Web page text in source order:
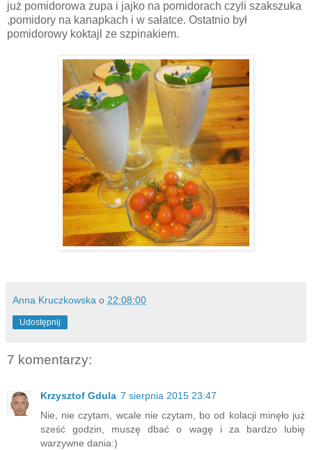
już pomidorowa zupa i jajko na pomidorach czyli szakszuka
,pomidory na kanapkach i w sałatce. Ostatnio był
pomidorowy koktajl ze szpinakiem.
Anna Kruczkowska o 22:08:00
Udostępnij
7 komentarzy:
Krzysztof Gdula 7 sierpnia 2015 23:47
Nie, nie czytam, wcale nie czytam, bo od kolacji minęło już
sześć godzin, muszę dbać o wagę i za bardzo lubię
warzywne dania:)